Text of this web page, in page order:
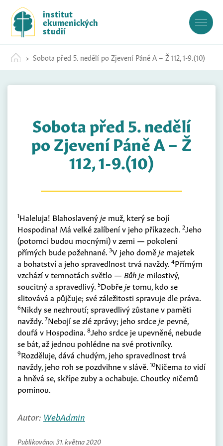
c
institut
ekumenických
studií
Sobota před 5. nedělí po Zjevení Páně A – Ž 112, 1-9.(10)
Sobota před 5. nedělí
po Zjevení Páně A – Ž
112, 1-9.(10)
1Haleluja! Blahoslavenýje muž, který se bojí
Hospodina! Má velké zalíbení v jeho příkazech. 2Jeho
(potomci budou mocnými)v zemi — pokolení
přímých bude požehnané. 3V jeho doměje majetek
a bohatství a jeho spravedlnost trvá navždy. 4Přímým
vzchází v temnotách světlo — Bůh je milostivý,
soucitný a spravedlivý. 5Dobřejetomu, kdo se
slitovává a půjčuje; své záležitosti spravuje dle práva.
6Nikdy se nezhroutí; spravedlivý zůstane v paměti
navždy. 7Nebojí se zlé zprávy; jeho srdceje pevné,
doufá v Hospodina. 8Jeho srdce je upevněné, nebude
se bát, až jednou pohlédne na své protivníky.
9Rozděluje, dává chudým, jeho spravedlnost trvá
navždy, jeho roh se pozdvihne v slávě. 10Ničema tovidí
a hněvá se, skřípe zuby a ochabuje. Choutky ničemů
pominou.
Autor: WebAdmin
Publikováno: 31. května 2020